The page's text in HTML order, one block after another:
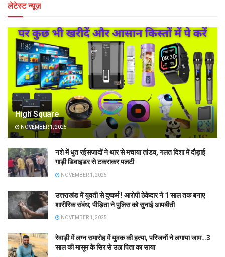
लेटेस्ट न्यूज़
High Square
NOVEMBER 1, 2025
नशे में धुत रईसजादों ने थार से मचाया तांडव, गलत दिशा में दौड़ाई
गाड़ी डिवाइडर से टकराकर पलटी
NOVEMBER 1, 2025
उत्तराखंड में युवती से दुष्कर्म ! आरोपी ठेकेदार ने 1 साल तक बनाए
शारीरिक संबंध; पीड़िता ने पुलिस को सुनाई आपबीती
NOVEMBER 1, 2025
रेवाड़ी में लग्न समारोह में युवक की हत्या, परिजनों ने लगाया जाम…3
साल की मासूम के सिर से उठा पिता का साया